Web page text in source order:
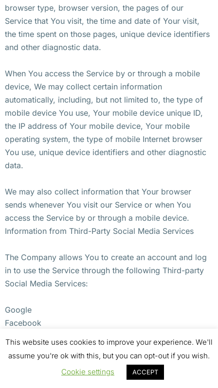
browser type, browser version, the pages of our
Service that You visit, the time and date of Your visit,
the time spent on those pages, unique device identifiers
and other diagnostic data.
When You access the Service by or through a mobile
device, We may collect certain information
automatically, including, but not limited to, the type of
mobile device You use, Your mobile device unique ID,
the IP address of Your mobile device, Your mobile
operating system, the type of mobile Internet browser
You use, unique device identifiers and other diagnostic
data.
We may also collect information that Your browser
sends whenever You visit our Service or when You
access the Service by or through a mobile device.
Information from Third-Party Social Media Services
The Company allows You to create an account and log
in to use the Service through the following Third-party
Social Media Services:
Google
Facebook
If You decide to register through or otherwise grant us
access to a Third-Party Social Media Service, We may
This website uses cookies to improve your experience. We'll
assume you're ok with this, but you can opt-out if you wish.
Cookie settings
ACCEPT